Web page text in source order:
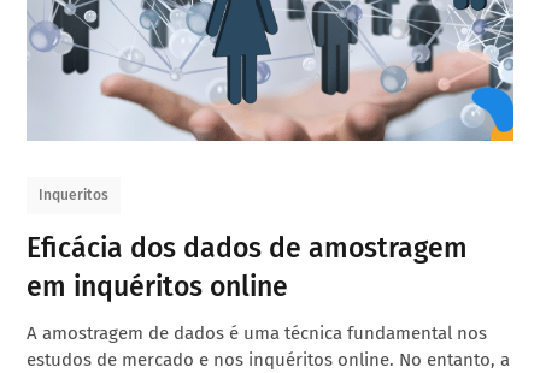
Inqueritos
Eficácia dos dados de amostragem
em inquéritos online
A amostragem de dados é uma técnica fundamental nos
estudos de mercado e nos inquéritos online. No entanto, a